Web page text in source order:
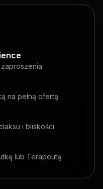
na pełną ofertę
i bliskości
lub Terapeutę